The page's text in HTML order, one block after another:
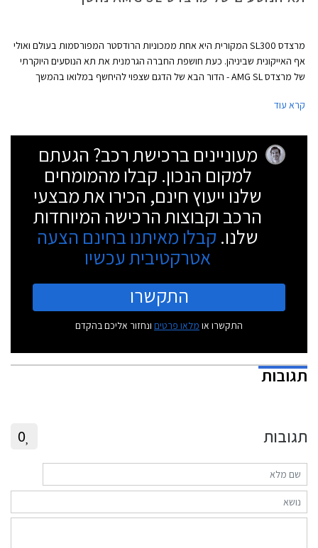
מרצדס SL300 המקורית היא אחת ממכוניות הרודסטר המפורסמות בעולם ואולי
אף האייקונית שביניהן. כעת חושפת החברה הגרמנית את תא הנוסעים היוקרתי
של מרצדס AMG SL - הדור הבא של הדגם שצפוי להיחשף במלואו בהמשך
קרא עוד
מעוניינים ברכישת רכב? הגעתם
למקום הנכון. קבלו מהמומחים
שלנו ייעוץ חינם, הכירו את מבצעי
הרכב וקבוצות הרכישה המיוחדות
שלנו. קבלו מאיתנו בחינם הצעה
אטרקטיבית עכשיו
התקשרו
התקשרו או מלאו פרטים ונחזור אליכם בהקדם
תגובות
תגובות 0